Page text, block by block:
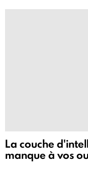
La couche
manque à vos